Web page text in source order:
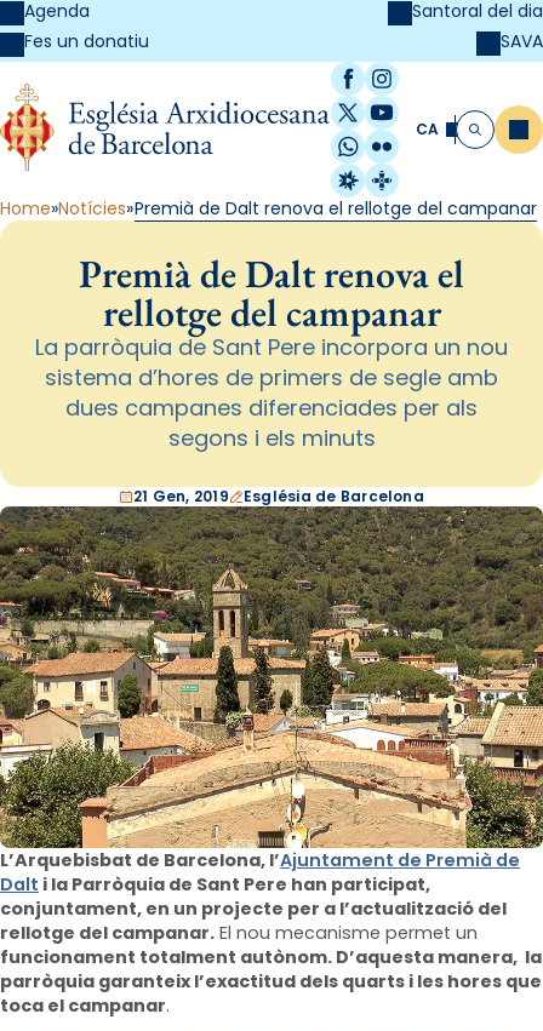
Agenda
Fes un donatiu
Santoral del dia
SAVA
Facebook
Instagram
X / Twitter
YouTube
WhatsApp
Flickr
Radio Estel
Catalunya
CA Cerca
Home Notícies Premià de Dalt renova el rellotge del campanar
Premià de Dalt renova el
rellotge del campanar
La parròquia de Sant Pere incorpora un nou
sistema d’hores de primers de segle amb
dues campanes diferenciades per als
segons i els minuts
21 Gen, 2019 Església de Barcelona
L’Arquebisbat de Barcelona, l’Ajuntament de Premià de
Dalt i la Parròquia de Sant Pere han participat,
conjuntament, en un projecte per a l’actualització del
rellotge del campanar. El nou mecanisme permet un
funcionament totalment autònom. D’aquesta manera, la
parròquia garanteix l’exactitud dels quarts i les hores que
toca el campanar.